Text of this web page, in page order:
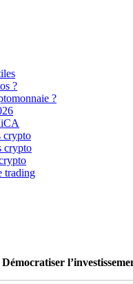
?
?
crypto
crypto
trading
Démocratiser